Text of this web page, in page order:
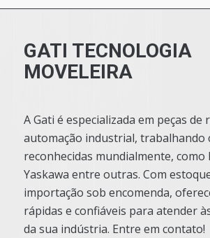
GATI TECNOLOGIA
MOVELEIRA
A Gati é especializada em peças de
automação industrial, trabalhando
reconhecidas mundialmente, como
Yaskawa entre outras. Com
importação sob encomenda,
rápidas e confiáveis para atender
da sua indústria. Entre em contato!